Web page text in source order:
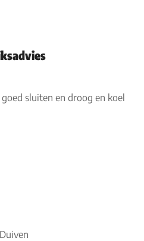
sluiten en droog en koel